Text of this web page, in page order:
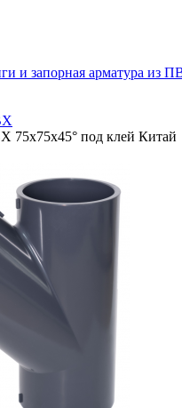
и запорная арматура из
75х75х45° под клей Китай